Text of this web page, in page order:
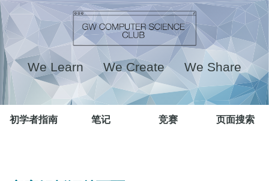
We Learn We Create We Share
初学者指南 笔记 竞赛 页面搜索